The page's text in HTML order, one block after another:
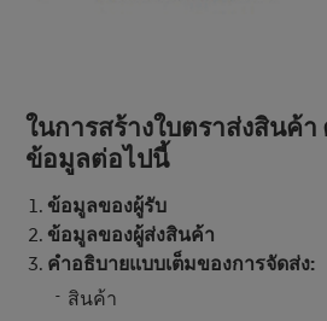
ในการสร้างใบตราส่งสินค้
ข้อมูลต่อไปนี้
ข้อมูลของผู้รับ
ข้อมูลของผู้ส่งสินค้า
คําอธิบายแบบเต็มของการจัดส่ง:
สินค้า